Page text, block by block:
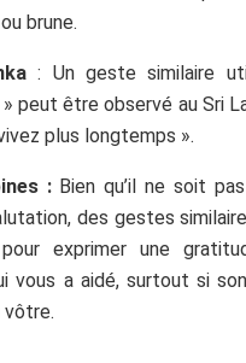
brune.
: Un geste similaire
» peut être observé au Sri
plus longtemps ».
:Bien qu’il ne soit
des gestes
pour exprimer une
vous a aidé, surtout si
vôtre.